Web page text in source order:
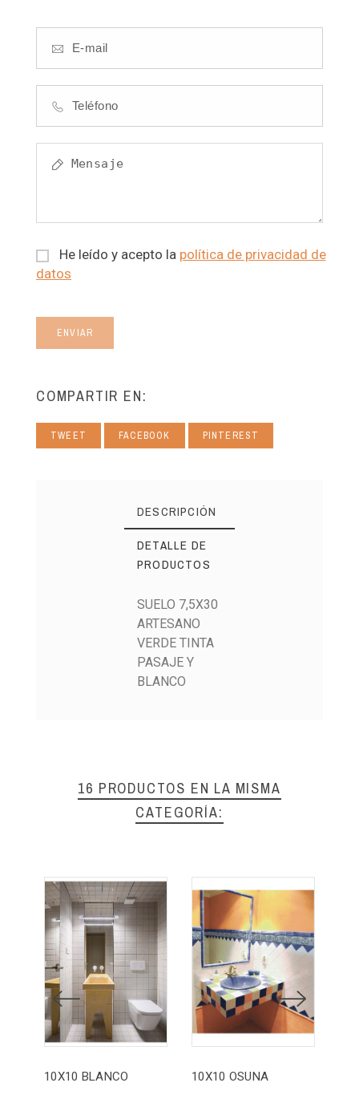
He leído y acepto la política de privacidad de
datos
ENVIAR
COMPARTIR EN:
TWEET FACEBOOK PINTEREST
DESCRIPCIÓN
DETALLE DE
PRODUCTOS
SUELO 7,5X30
ARTESANO
VERDE TINTA
PASAJE Y
BLANCO
16 PRODUCTOS EN LA MISMA
CATEGORÍA:
10X10 BLANCO 10X10 OSUNA